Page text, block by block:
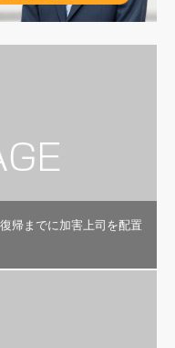
帰までに加害上司を配置